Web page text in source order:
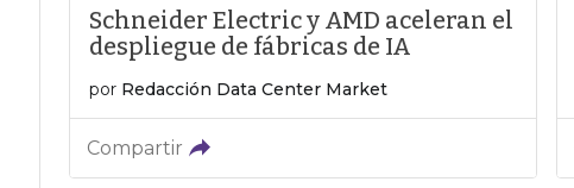
Schneider Electric y AMD aceleran el
despliegue de fábricas de IA
por Redacción Data Center Market
Compartir